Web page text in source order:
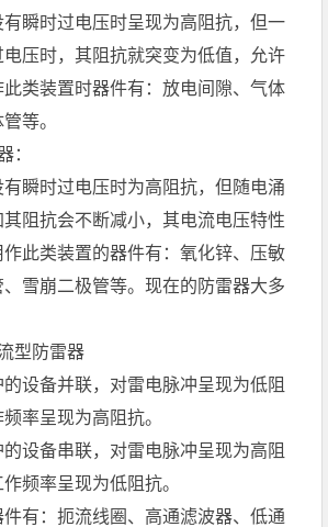
瞬时过电压时呈现为高阻抗，但一
电压时，其阻抗就突变为低值，允许
类装置时器件有：放电间隙、气体
等。
：
瞬时过电压时为高阻抗，但随电涌
阻抗会不断减小，其电流电压特性
此类装置的器件有：氧化锌、压敏
雪崩二极管等。现在的防雷器大多
型防雷器
设备并联，对雷电脉冲呈现为低阻
率呈现为高阻抗。
设备串联，对雷电脉冲呈现为高阻
频率呈现为低阻抗。
有：扼流线圈、高通滤波器、低通